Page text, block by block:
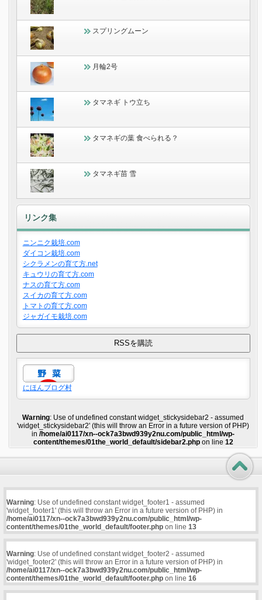
スプリングムーン
月輪2号
タマネギ トウ立ち
タマネギの葉 食べられる？
タマネギ苗 雪
リンク集
ニンニク栽培.com
ダイコン栽培.com
シクラメンの育て方.net
キュウリの育て方.com
ナスの育て方.com
スイカの育て方.com
トマトの育て方.com
ジャガイモ栽培.com
にほんブログ村
Warning: Use of undefined constant widget_stickysidebar2 - assumed
'widget_stickysidebar2' (this will throw an Error in a future version of PHP)
in/home/ai0117/xn--ock7a3bwd939y2nu.com/public_html/wp-
content/themes/01the_world_default/sidebar2.phpon line 12
Warning: Use of undefined constant widget_footer1 - assumed
'widget_footer1' (this will throw an Error in a future version of PHP) in
/home/ai0117/xn--ock7a3bwd939y2nu.com/public_html/wp-
content/themes/01the_world_default/footer.phpon line 13
Warning: Use of undefined constant widget_footer2 - assumed
'widget_footer2' (this will throw an Error in a future version of PHP) in
/home/ai0117/xn--ock7a3bwd939y2nu.com/public_html/wp-
content/themes/01the_world_default/footer.phpon line 16